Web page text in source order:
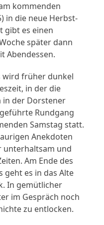
kommenden
in die neue Herbst-
gibt es einen
später dann
Abendessen.
wird früher dunkel
in der die
in der Dorstener
Rundgang
Samstag statt.
Anekdoten
und
Am Ende des
geht es in das Alte
In gemütlicher
im Gespräch noch
zu entlocken.